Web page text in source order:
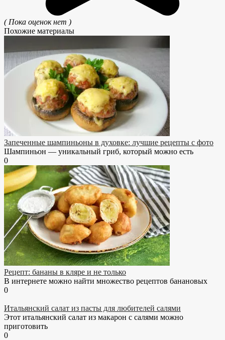
( Пока оценок нет )
Похожие материалы
Запеченные шампиньоны в духовке: лучшие рецепты с фото
Шампиньон — уникальный гриб, который можно есть
0
Рецепт: бананы в кляре и не только
В интернете можно найти множество рецептов банановых
0
Итальянский салат из пасты для любителей салями
Этот итальянский салат из макарон с салями можно
приготовить
0